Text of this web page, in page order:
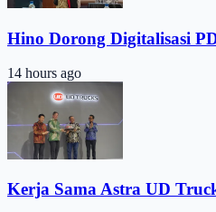
Hino Dorong Digitalisasi
14 hours ago
Kerja Sama Astra UD